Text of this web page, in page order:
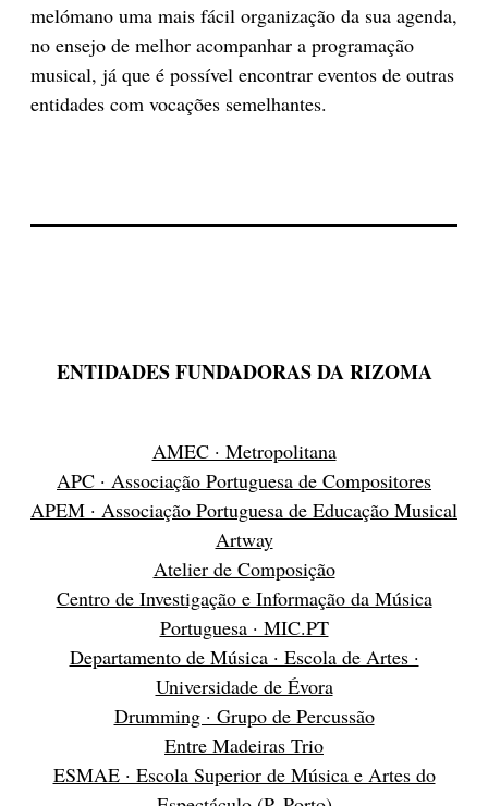
melómano uma mais fácil organização da sua agenda,
no ensejo de melhor acompanhar a programação
musical, já que é possível encontrar eventos de outras
entidades com vocações semelhantes.
ENTIDADES FUNDADORAS DA RIZOMA
AMEC · Metropolitana
APC · Associação Portuguesa de Compositores
APEM · Associação Portuguesa de Educação Musical
Artway
Atelier de Composição
Centro de Investigação e Informação da Música
Portuguesa · MIC.PT
Departamento de Música · Escola de Artes ·
Universidade de Évora
Drumming · Grupo de Percussão
Entre Madeiras Trio
ESMAE · Escola Superior de Música e Artes do